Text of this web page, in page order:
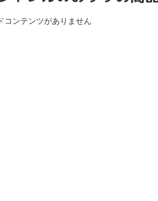
コンテンツがありません